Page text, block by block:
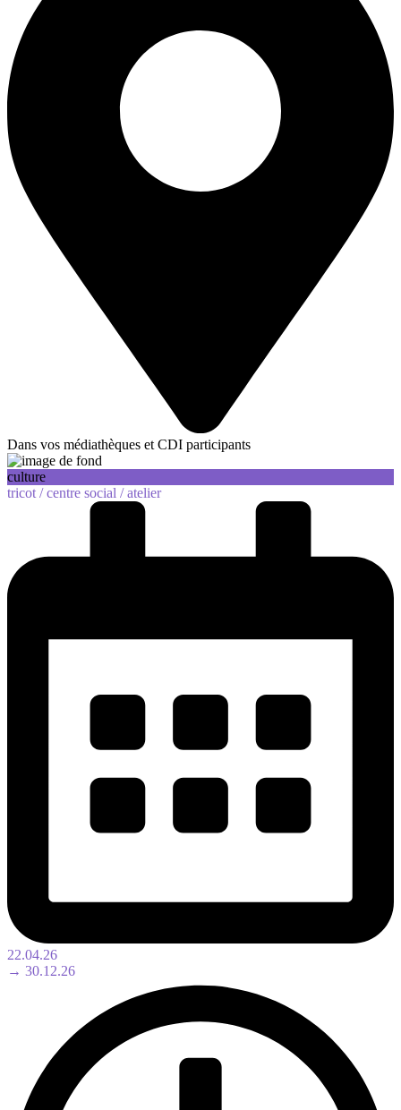
Dans vos médiathèques et CDI participants
culture
tricot /centre social /atelier
22.04.26
→ 30.12.26